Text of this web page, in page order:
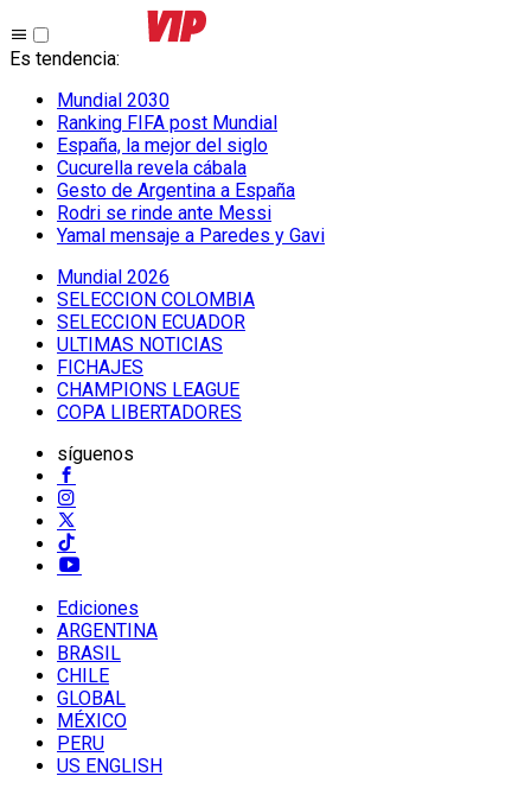
Es tendencia:
Mundial 2030
Ranking FIFA post Mundial
España, la mejor del siglo
Cucurella revela cábala
Gesto de Argentina a España
Rodri se rinde ante Messi
Yamal mensaje a Paredes y Gavi
Mundial 2026
SELECCION COLOMBIA
SELECCION ECUADOR
ULTIMAS NOTICIAS
FICHAJES
CHAMPIONS LEAGUE
COPA LIBERTADORES
síguenos
Ediciones
ARGENTINA
BRASIL
CHILE
GLOBAL
MÉXICO
PERU
US ENGLISH